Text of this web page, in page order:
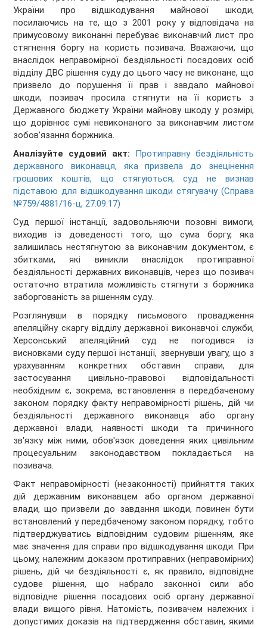
України про відшкодування майнової шкоди,
посилаючись на те, що з 2001 року у відповідача на
примусовому виконанні перебуває виконавчий лист про
стягнення боргу на користь позивача. Вважаючи, що
внаслідок неправомірної бездіяльності посадових осіб
відділу ДВС рішення суду до цього часу не виконане, що
призвело до порушення її прав і завдало майнової
шкоди, позивач просила стягнути на її користь з
Державного бюджету України майнову шкоду у розмірі,
що дорівнює сумі невиконаного за виконавчим листом
зобов’язання боржника.
Аналізуйте судовий акт:
Протиправну бездіяльність
державного виконавця, яка призвела до знецінення
грошових коштів, що стягуються, суд не визнав
підставою для відшкодування шкоди стягувачу (Справа
№759/4881/16-ц, 27.09.17)
Суд першої інстанції, задовольняючи позовні вимоги,
виходив із доведеності того, що сума боргу, яка
залишилась нестягнутою за виконавчим документом, є
збитками, які виникли внаслідок протиправної
бездіяльності державних виконавців, через що позивач
остаточно втратила можливість стягнути з боржника
заборгованість за рішенням суду.
Розглянувши в порядку письмового провадження
апеляційну скаргу відділу державної виконавчої служби,
Херсонський апеляційний суд не погодився із
висновками суду першої інстанції, звернувши увагу, що з
урахуванням конкретних обставин справи, для
застосування цивільно-правової відповідальності
необхідним є, зокрема, встановлення в передбаченому
законом порядку факту неправомірності рішень, дій чи
бездіяльності державного виконавця або органу
державної влади, наявності шкоди та причинного
зв'язку між ними, обов'язок доведення яких цивільним
процесуальним законодавством покладається на
позивача.
Факт неправомірності (незаконності) прийняття таких
дій державним виконавцем або органом державної
влади, що призвели до завдання шкоди, повинен бути
встановлений у передбаченому законом порядку, тобто
підтверджуватись відповідним судовим рішенням, яке
має значення для справи про відшкодування шкоди. При
цьому, належним доказом протиправних (неправомірних)
рішень, дій чи бездіяльності є, як правило, відповідне
судове рішення, що набрало законної сили або
відповідне рішення посадових осіб органу державної
влади вищого рівня. Натомість, позивачем належних і
допустимих доказів на підтвердження обставин, якими